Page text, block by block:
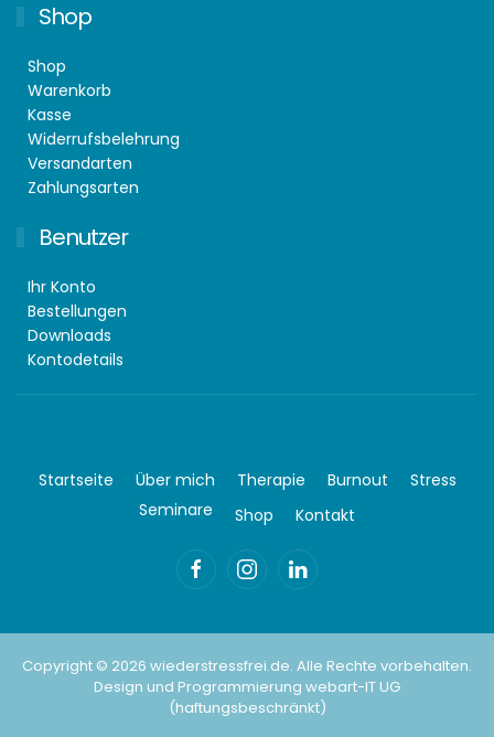
Shop
Shop
Warenkorb
Kasse
Widerrufsbelehrung
Versandarten
Zahlungsarten
Benutzer
Ihr Konto
Bestellungen
Downloads
Kontodetails
Startseite Über mich Therapie Burnout
Stress
Seminare
Shop Kontakt
Copyright © 2026 wiederstressfrei.de. Alle Rechte vorbehalten.
Design und Programmierung webart-IT UG
(haftungsbeschränkt)